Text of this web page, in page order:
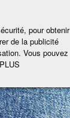
pour obtenir
de la publicité
Vous pouvez